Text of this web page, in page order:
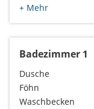
+ Mehr
Badezimmer 1
Dusche
Föhn
Waschbecken